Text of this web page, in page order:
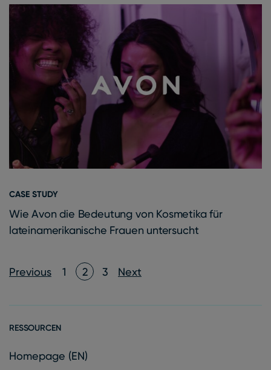
CASE STUDY
Wie Avon die Bedeutung von Kosmetika für
lateinamerikanische Frauen untersucht
Posts pagination
Previous 1 2 3 Next
RESSOURCEN
Homepage (EN)